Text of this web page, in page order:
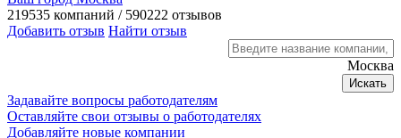
219535 компаний / 590222 отзывов
Добавить отзыв Найти отзыв
Москва
Искать
Задавайте вопросы работодателям
Оставляйте свои отзывы о работодателях
Добавляйте новые компании